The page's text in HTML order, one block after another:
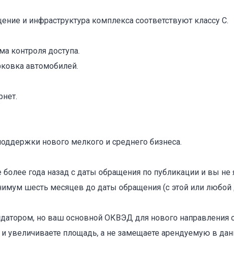
и инфраструктура комплекса соответствуют классу С.
контроля доступа.
автомобилей.
нового мелкого и среднего бизнеса.
года назад с даты обращения по публикации и вы
шесть месяцев до даты обращения (с этой или любой
но ваш основной ОКВЭД для нового направления
увеличиваете площадь, а не замещаете арендуемую в
на объявление
Указанные характеристики отличаются от фактических
Адрес указан неверно